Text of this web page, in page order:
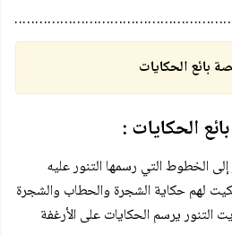
بائع الحكايات
الحكايات :
الخطوط التي رسمها التنور عليه
لهم حكاية الشجرة والحطاب والشجرة
التنور يرسم الحكايات على الأرغفة